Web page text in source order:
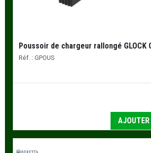
Poussoir de chargeur rallongé GLOCK
Réf. : GPOUS